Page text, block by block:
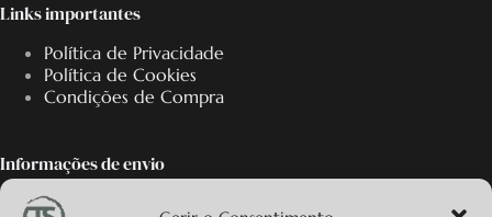
Links importantes
Política de Privacidade
Política de Cookies
Condições de Compra
Informações de envio
Oferecemos os portes de envio em encomendas